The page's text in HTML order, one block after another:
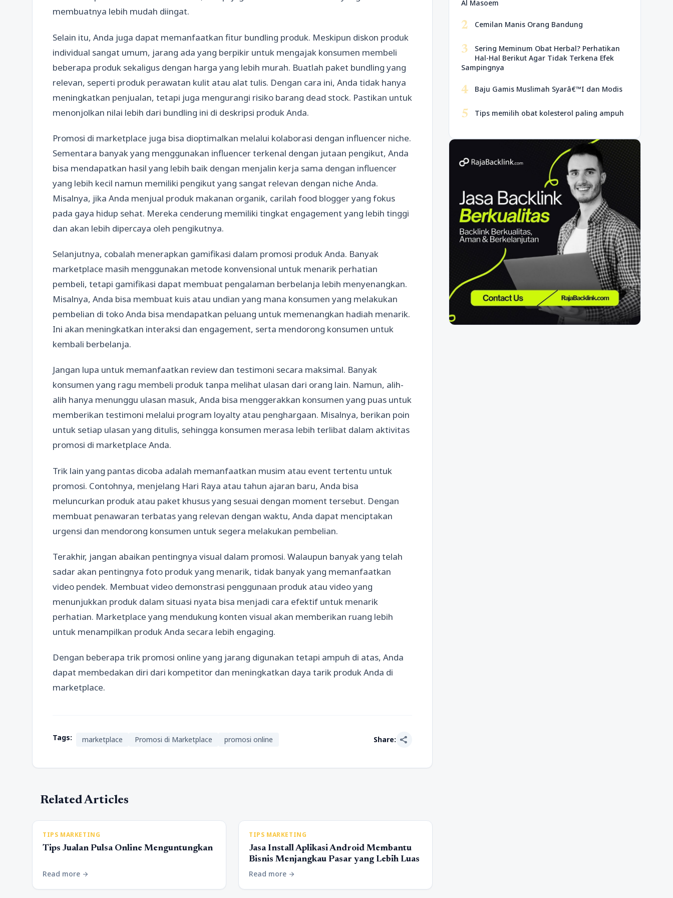
membuatnya lebih mudah diingat.
Selain itu, Anda juga dapat memanfaatkan fitur bundling produk. Meskipun diskon produk
individual sangat umum, jarang ada yang berpikir untuk mengajak konsumen membeli
beberapa produk sekaligus dengan harga yang lebih murah. Buatlah paket bundling yang
relevan, seperti produk perawatan kulit atau alat tulis. Dengan cara ini, Anda tidak hanya
meningkatkan penjualan, tetapi juga mengurangi risiko barang dead stock. Pastikan untuk
menonjolkan nilai lebih dari bundling ini di deskripsi produk Anda.
Promosi di marketplace juga bisa dioptimalkan melalui kolaborasi dengan influencer niche.
Sementara banyak yang menggunakan influencer terkenal dengan jutaan pengikut, Anda
bisa mendapatkan hasil yang lebih baik dengan menjalin kerja sama dengan influencer
yang lebih kecil namun memiliki pengikut yang sangat relevan dengan niche Anda.
Misalnya, jika Anda menjual produk makanan organik, carilah food blogger yang fokus
pada gaya hidup sehat. Mereka cenderung memiliki tingkat engagement yang lebih tinggi
dan akan lebih dipercaya oleh pengikutnya.
Selanjutnya, cobalah menerapkan gamifikasi dalam promosi produk Anda. Banyak
marketplace masih menggunakan metode konvensional untuk menarik perhatian
pembeli, tetapi gamifikasi dapat membuat pengalaman berbelanja lebih menyenangkan.
Misalnya, Anda bisa membuat kuis atau undian yang mana konsumen yang melakukan
pembelian di toko Anda bisa mendapatkan peluang untuk memenangkan hadiah menarik.
Ini akan meningkatkan interaksi dan engagement, serta mendorong konsumen untuk
kembali berbelanja.
Jangan lupa untuk memanfaatkan review dan testimoni secara maksimal. Banyak
konsumen yang ragu membeli produk tanpa melihat ulasan dari orang lain. Namun, alih-
alih hanya menunggu ulasan masuk, Anda bisa menggerakkan konsumen yang puas untuk
memberikan testimoni melalui program loyalty atau penghargaan. Misalnya, berikan poin
untuk setiap ulasan yang ditulis, sehingga konsumen merasa lebih terlibat dalam aktivitas
promosi di marketplace Anda.
Trik lain yang pantas dicoba adalah memanfaatkan musim atau event tertentu untuk
promosi. Contohnya, menjelang Hari Raya atau tahun ajaran baru, Anda bisa
meluncurkan produk atau paket khusus yang sesuai dengan moment tersebut. Dengan
membuat penawaran terbatas yang relevan dengan waktu, Anda dapat menciptakan
urgensi dan mendorong konsumen untuk segera melakukan pembelian.
Terakhir, jangan abaikan pentingnya visual dalam promosi. Walaupun banyak yang telah
sadar akan pentingnya foto produk yang menarik, tidak banyak yang memanfaatkan
video pendek. Membuat video demonstrasi penggunaan produk atau video yang
menunjukkan produk dalam situasi nyata bisa menjadi cara efektif untuk menarik
perhatian. Marketplace yang mendukung konten visual akan memberikan ruang lebih
untuk menampilkan produk Anda secara lebih engaging.
Dengan beberapa trik promosi online yang jarang digunakan tetapi ampuh di atas, Anda
dapat membedakan diri dari kompetitor dan meningkatkan daya tarik produk Anda di
marketplace.
Tags: marketplace Promosi di Marketplace promosi online Share: share
Related Articles
TIPS MARKETING
Tips Jualan Pulsa Online Menguntungkan
Read more arrow_forward
TIPS MARKETING
Jasa Install Aplikasi Android Membantu
Bisnis Menjangkau Pasar yang Lebih Luas
Read more arrow_forward
Al Masoem
2 Cemilan Manis Orang Bandung
3
Sering Meminum Obat Herbal? Perhatikan
Hal-Hal Berikut Agar Tidak Terkena Efek
Sampingnya
4 Baju Gamis Muslimah Syarâ€™I dan Modis
5 Tips memilih obat kolesterol paling ampuh